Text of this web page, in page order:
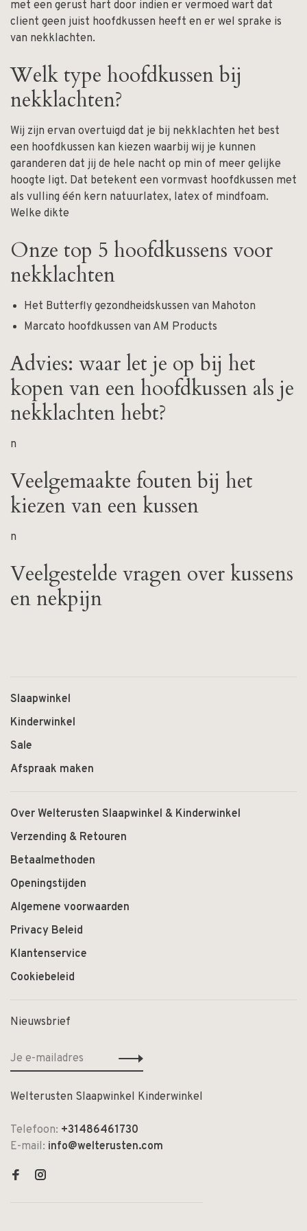
met een gerust hart door indien er vermoed wart dat
client geen juist hoofdkussen heeft en er wel sprake is
van nekklachten.
Welk type hoofdkussen bij
nekklachten?
Wij zijn ervan overtuigd dat je bij nekklachten het best
een hoofdkussen kan kiezen waarbij wij je kunnen
garanderen dat jij de hele nacht op min of meer gelijke
hoogte ligt. Dat betekent een vormvast hoofdkussen met
als vulling één kern natuurlatex, latex of mindfoam.
Welke dikte
Onze top 5 hoofdkussens voor
nekklachten
Het Butterfly gezondheidskussen van Mahoton
Marcato hoofdkussen van AM Products
Advies: waar let je op bij het
kopen van een hoofdkussen als je
nekklachten hebt?
n
Veelgemaakte fouten bij het
kiezen van een kussen
n
Veelgestelde vragen over kussens
en nekpijn
Slaapwinkel
Kinderwinkel
Sale
Afspraak maken
Over Welterusten Slaapwinkel & Kinderwinkel
Verzending & Retouren
Betaalmethoden
Openingstijden
Algemene voorwaarden
Privacy Beleid
Klantenservice
Cookiebeleid
Nieuwsbrief
Welterusten Slaapwinkel Kinderwinkel
Telefoon: +31486461730
E-mail: info@welterusten.com